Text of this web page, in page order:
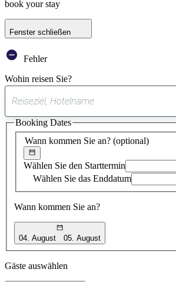
book your stay
Fenster schließen
Fehler
Wohin reisen Sie?
gefundener
Vorschlag
Wann kommen Sie an? (optional)
Wählen Sie den Starttermin
Wählen Sie das Enddatum
Wann kommen Sie an?
04. August 05. August
Booking Dates
Gäste auswählen